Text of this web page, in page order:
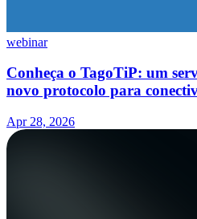
webinar
Conheça o TagoTiP: um
novo protocolo para
Apr 28, 2026